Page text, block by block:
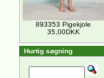
893353 Pigekjole
35,00DKK
Hurtig søgning